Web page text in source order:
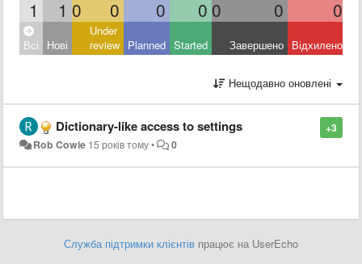
1 1 0 0 0 0 0 0 0
Всі Нові
Under
review Planned Started Завершено Відхилено
Нещодавно оновлені
+3
Dictionary-like access to settings
Rob Cowie 15 років тому• 0
Служба підтримки клієнтів працює на UserEcho